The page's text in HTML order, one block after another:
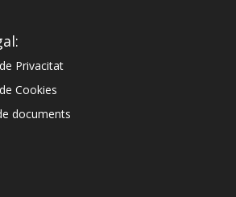
Privacitat
Cookies
documents